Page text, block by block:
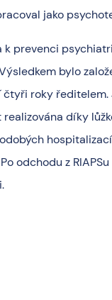
jako
k prevenci
bylo
čtyři roky ředitelem.
díky
odchodu z